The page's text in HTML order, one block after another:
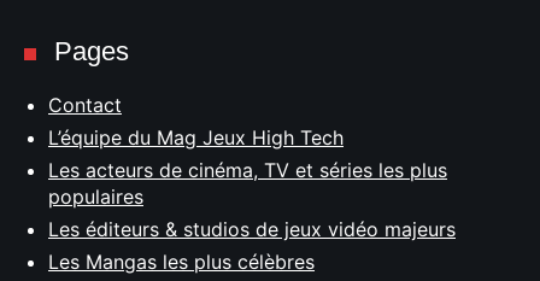
Pages
Contact
L’équipe du Mag Jeux High Tech
Les acteurs de cinéma, TV et séries les plus
populaires
Les éditeurs & studios de jeux vidéo majeurs
Les Mangas les plus célèbres